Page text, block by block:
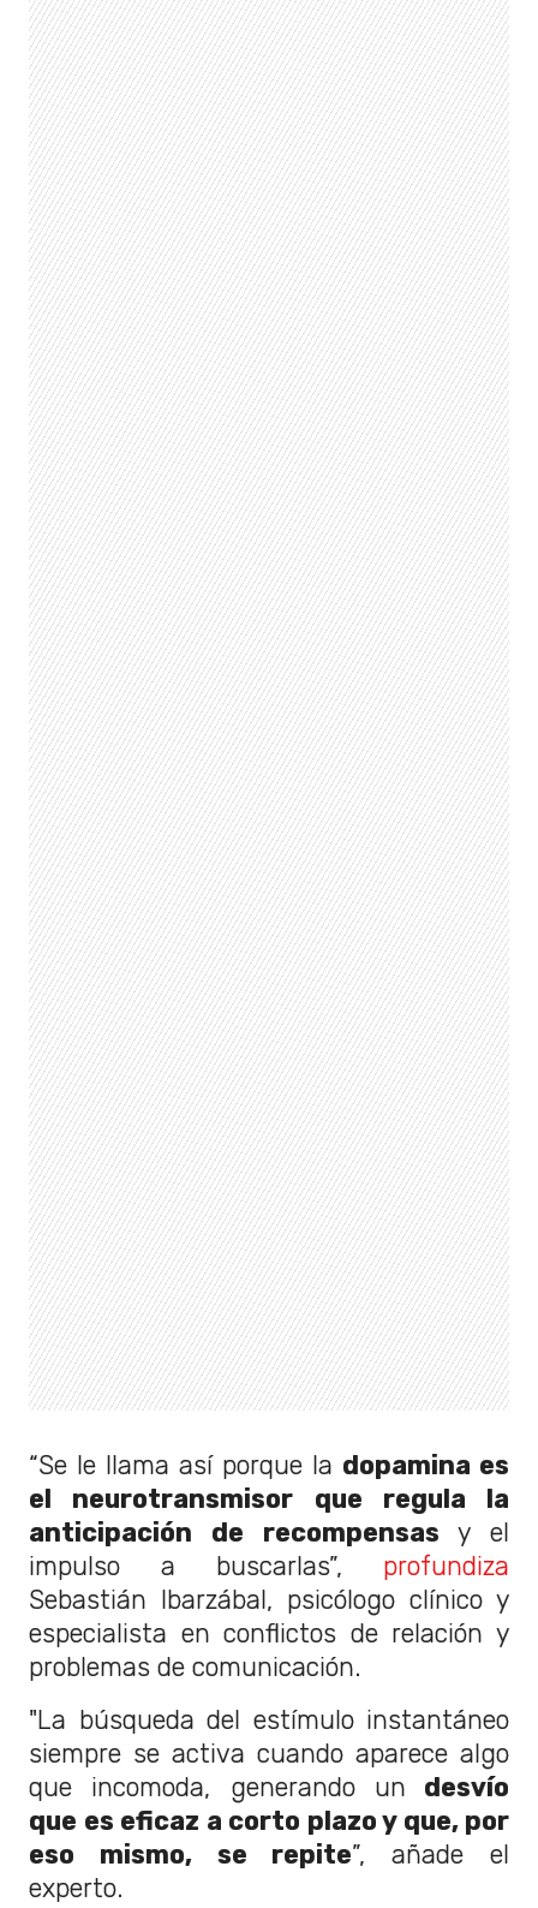
“Se le llama así porque la dopamina es
el neurotransmisor que regula la
anticipación de recompensas y el
impulso a buscarlas”, profundiza
Sebastián Ibarzábal, psicólogo clínico y
especialista en conflictos de relación y
problemas de comunicación.
"La búsqueda del estímulo instantáneo
siempre se activa cuando aparece algo
que incomoda, generando un desvío
que es eficaz a corto plazo y que, por
eso mismo, se repite”, añade el
experto.